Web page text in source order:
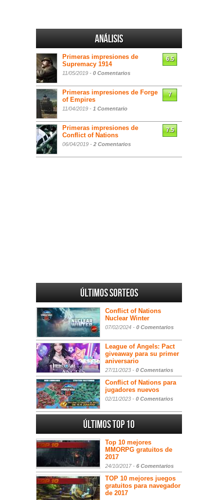
Análisis
Primeras impresiones de
Supremacy 1914
11/05/2019 - 0 Comentarios
6.5
Primeras impresiones de Forge
of Empires
11/04/2019 - 1 Comentario
7
Primeras impresiones de
Conflict of Nations
06/04/2019 - 2 Comentarios
7.5
Últimos sorteos
Conflict of Nations
Nuclear Winter
07/02/2024 - 0 Comentarios
League of Angels: Pact
giveaway para su primer
aniversario
27/11/2023 - 0 Comentarios
Conflict of Nations para
jugadores nuevos
02/11/2023 - 0 Comentarios
Últimos Top 10
Top 10 mejores
MMORPG gratuitos de
2017
24/10/2017 - 6 Comentarios
TOP 10 mejores juegos
gratuitos para navegador
de 2017